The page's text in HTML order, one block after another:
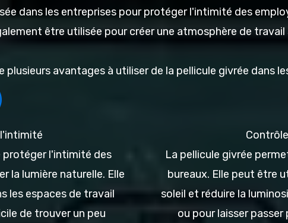
dans les entreprises pour protéger l'intimité des
être utilisée pour créer une atmosphère de
plusieurs avantages à utiliser de la pellicule givrée dans
protéger l'intimité des
la lumière naturelle. Elle
les espaces de travail
de trouver un peu
La pellicule givrée
bureaux. Elle peut être
soleil et réduire la
ou pour laisser passer